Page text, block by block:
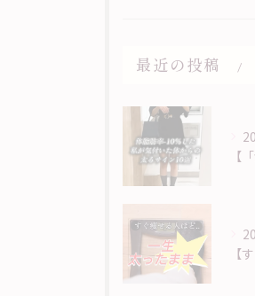
最近の投稿